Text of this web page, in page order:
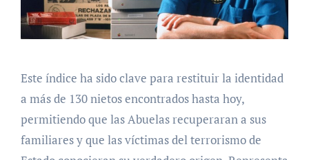
Este índice ha sido clave para restituir la identidad
a más de 130 nietos encontrados hasta hoy,
permitiendo que las Abuelas recuperaran a sus
familiares y que las víctimas del terrorismo de